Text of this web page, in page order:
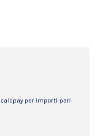
per importi pari